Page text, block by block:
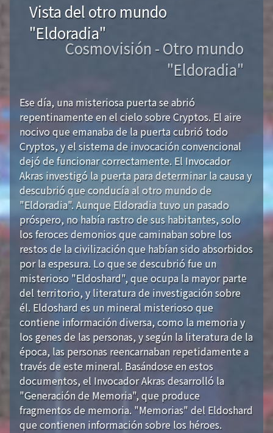
Vista del otro mundo
"Eldoradia"
Cosmovisión - Otro mundo
"Eldoradia"
Ese día, una misteriosa puerta se abrió
repentinamente en el cielo sobre Cryptos. El aire
nocivo que emanaba de la puerta cubrió todo
Cryptos, y el sistema de invocación convencional
dejó de funcionar correctamente. El Invocador
Akras investigó la puerta para determinar la causa y
descubrió que conducía al otro mundo de
"Eldoradia". Aunque Eldoradia tuvo un pasado
próspero, no había rastro de sus habitantes, solo
los feroces demonios que caminaban sobre los
restos de la civilización que habían sido absorbidos
por la espesura. Lo que se descubrió fue un
misterioso "Eldoshard", que ocupa la mayor parte
del territorio, y literatura de investigación sobre
él. Eldoshard es un mineral misterioso que
contiene información diversa, como la memoria y
los genes de las personas, y según la literatura de la
época, las personas reencarnaban repetidamente a
través de este mineral. Basándose en estos
documentos, el Invocador Akras desarrolló la
"Generación de Memoria", que produce
fragmentos de memoria. "Memorias" del Eldoshard
que contienen información sobre los héroes.